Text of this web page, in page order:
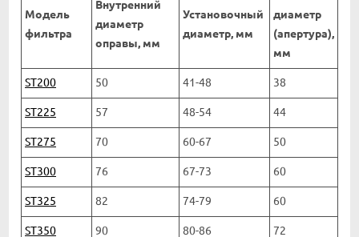
Модель
фильтра
Внутренний
диаметр
оправы, мм
Установочный
диаметр, мм
диаметр
(апертура),
мм
ST200 50 41-48 38
ST225 57 48-54 44
ST275 70 60-67 50
ST300 76 67-73 60
ST325 82 74-79 60
ST350 90 80-86 72